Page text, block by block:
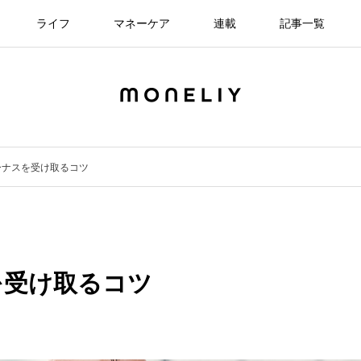
ライフ マネーケア 連載 記事一覧
スを受け取るコツ
け取るコツ